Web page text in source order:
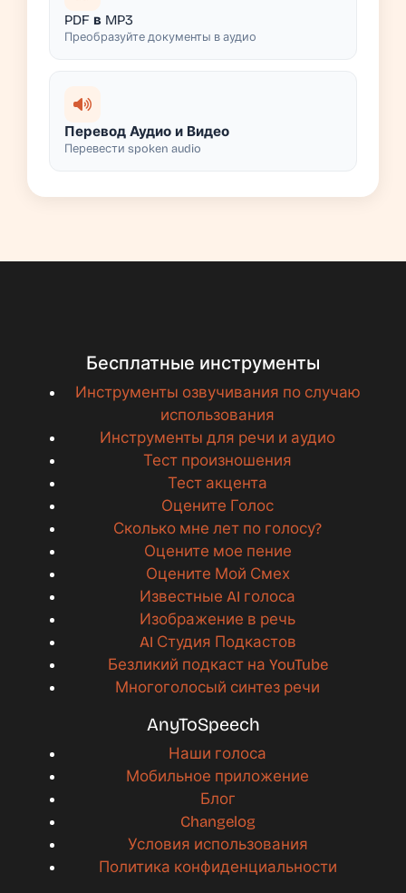
PDF в MP3
Преобразуйте документы в аудио
Перевод Аудио и Видео
Перевести spoken audio
Бесплатные инструменты
Инструменты озвучивания по случаю
использования
Инструменты для речи и аудио
Тест произношения
Тест акцента
Оцените Голос
Сколько мне лет по голосу?
Оцените мое пение
Оцените Мой Смех
Известные AI голоса
Изображение в речь
AI Студия Подкастов
Безликий подкаст на YouTube
Многоголосый синтез речи
AnyToSpeech
Наши голоса
Мобильное приложение
Блог
Changelog
Условия использования
Политика конфиденциальности